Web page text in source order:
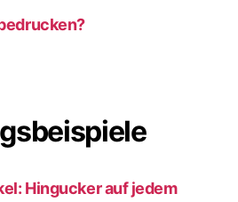
Hingucker auf jedem